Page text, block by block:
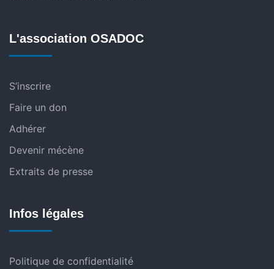
L'association OSADOC
S’inscrire
Faire un don
Adhérer
Devenir mécène
Extraits de presse
Infos légales
Politique de confidentialité